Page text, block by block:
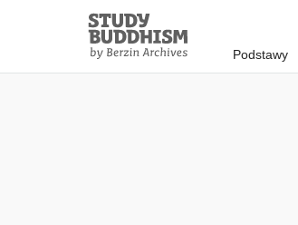
Study
Buddhism
Home
Podstawy